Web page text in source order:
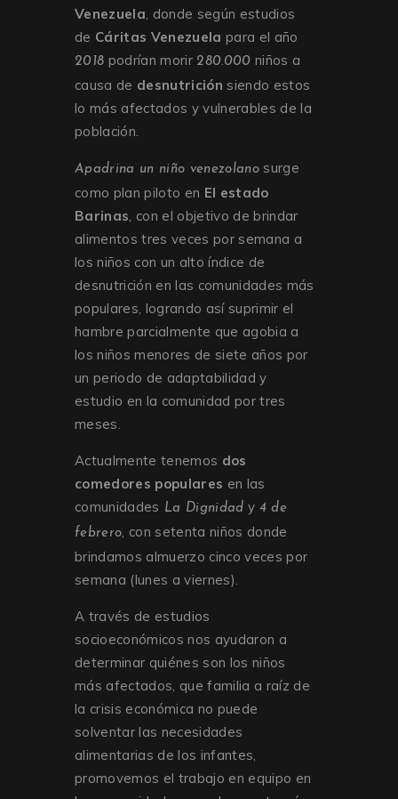
Venezuela, donde según estudios
de Cáritas Venezuela para el año
2018 podrían morir 280.000 niños a
causa de desnutrición siendo estos
lo más afectados y vulnerables de la
población.
Apadrina un niño venezolanosurge
como plan piloto en El estado
Barinas, con el objetivo de brindar
alimentos tres veces por semana a
los niños con un alto índice de
desnutrición en las comunidades más
populares, logrando así suprimir el
hambre parcialmente que agobia a
los niños menores de siete años por
un periodo de adaptabilidad y
estudio en la comunidad por tres
meses.
Actualmente tenemos dos
comedores populares en las
comunidades La Dignidad y 4 de
febrero, con setenta niños donde
brindamos almuerzo cinco veces por
semana (lunes a viernes).
A través de estudios
socioeconómicos nos ayudaron a
determinar quiénes son los niños
más afectados, que familia a raíz de
la crisis económica no puede
solventar las necesidades
alimentarias de los infantes,
promovemos el trabajo en equipo en